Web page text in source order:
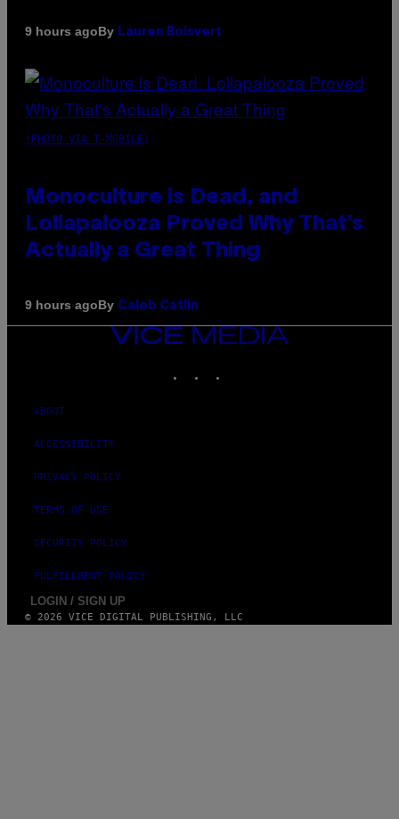
9 hours agoBy Lauren Boisvert
(PHOTO VIA T-MOBILE)
Monoculture is Dead, and
Lollapalooza Proved Why That’s
Actually a Great Thing
9 hours agoBy Caleb Catlin
VICE
MEDIA
ABOUT
ACCESSIBILITY
PRIVACY POLICY
TERMS OF USE
SECURITY POLICY
FULFILLMENT POLICY
LOGIN / SIGN UP
© 2026 VICE DIGITAL PUBLISHING, LLC